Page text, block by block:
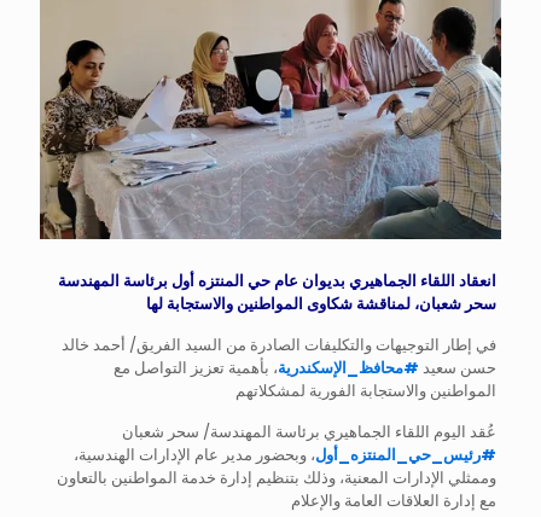
انعقاد اللقاء الجماهيري بديوان عام حي المنتزه أول برئاسة المهندسة
سحر شعبان، لمناقشة شكاوى المواطنين والاستجابة لها
في إطار التوجيهات والتكليفات الصادرة من السيد الفريق/ أحمد خالد
حسن سعيد #محافظ_الإسكندرية، بأهمية تعزيز التواصل مع
المواطنين والاستجابة الفورية لمشكلاتهم
عُقد اليوم اللقاء الجماهيري برئاسة المهندسة/ سحر شعبان
#رئيس_حي_المنتزه_أول، وبحضور مدير عام الإدارات الهندسية،
وممثلي الإدارات المعنية، وذلك بتنظيم إدارة خدمة المواطنين بالتعاون
مع إدارة العلاقات العامة والإعلام